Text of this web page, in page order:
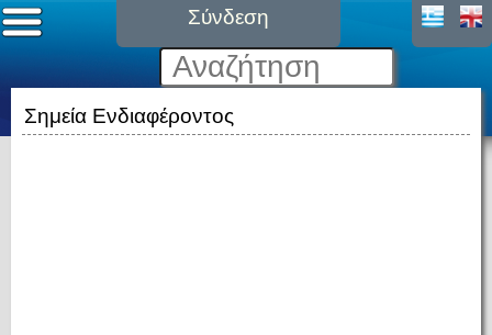
Σύνδεση
Σημεία Ενδιαφέροντος